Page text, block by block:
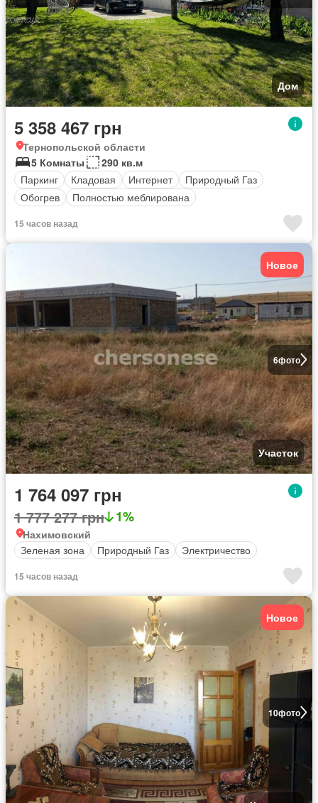
Дом
5 358 467 грн
Тернопольской области
5 Комнаты
290 кв.м
Паркинг
Кладовая Интернет
Природный Газ
Обогрев
Полностью меблирована
15 часов назад
6фото
Новое
Участок
1 764 097 грн
1 777 277 грн 1%
Нахимовский
Зеленая зона
Природный Газ Электричество
15 часов назад
10фото
Новое